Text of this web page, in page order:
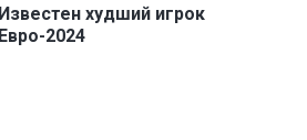
Известен худший игрок
Евро-2024